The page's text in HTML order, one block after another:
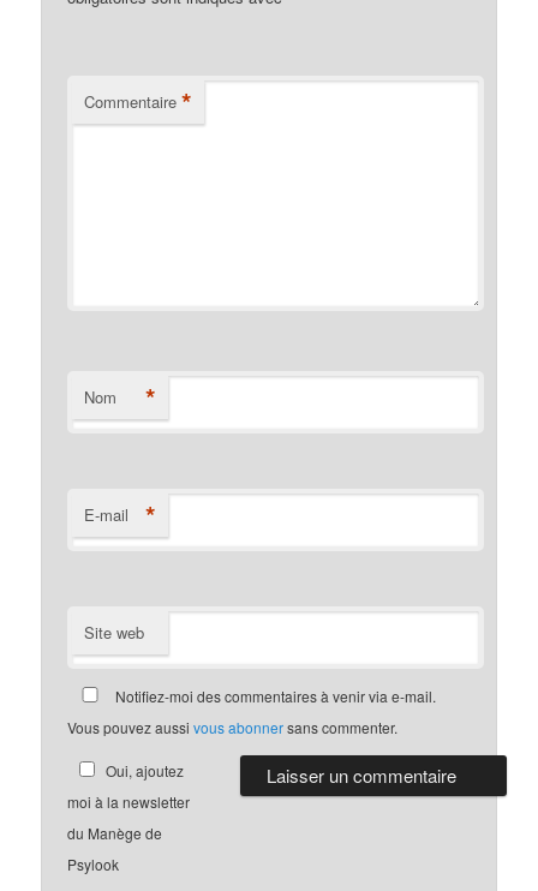
Commentaire *
Nom *
E-mail *
Site web
Notifiez-moi des commentaires à venir via e-mail.
Vous pouvez aussivous abonnersans commenter.
Oui, ajoutez
moi à la newsletter
du Manège de
Psylook